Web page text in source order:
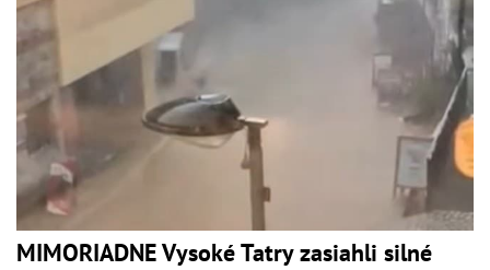
MIMORIADNE Vysoké Tatry zasiahli silné